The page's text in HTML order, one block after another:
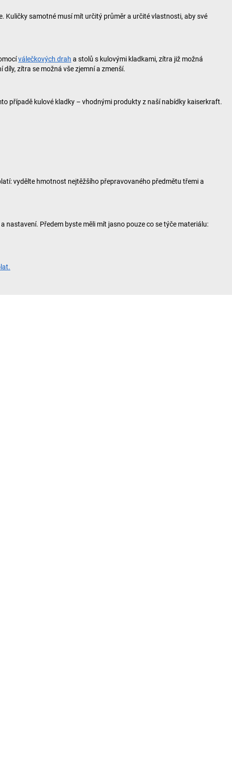
Kuličky samotné musí mít určitý průměr a určité vlastnosti, aby své
válečkových drah a stolů s kulovými kladkami, zítra již možná
zítra se možná vše zjemní a zmenší.
případě kulové kladky – vhodnými produkty z naší nabídky kaiserkraft.
vydělte hmotnost nejtěžšího přepravovaného předmětu třemi a
Předem byste měli mít jasno pouze co se týče materiálu: